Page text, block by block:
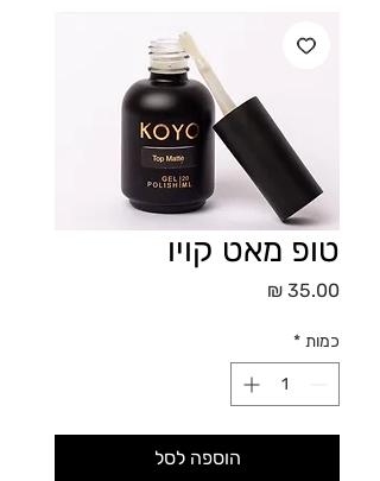
טופ מאט קויו
כמות *
הוספה לסל